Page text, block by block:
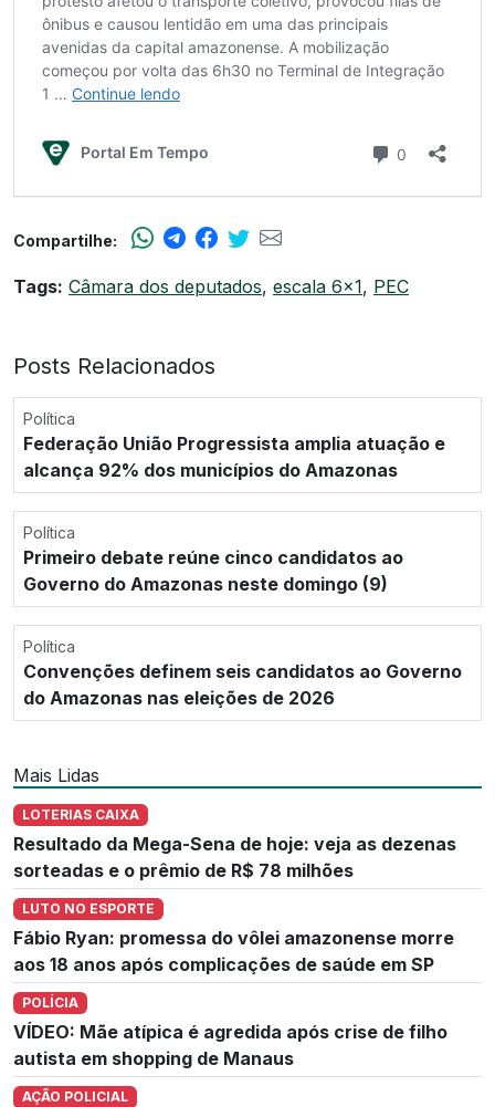
Compartilhe:
Tags: Câmara dos deputados, escala 6x1, PEC
Posts Relacionados
Política
Federação União Progressista amplia atuação e
alcança 92% dos municípios do Amazonas
Política
Primeiro debate reúne cinco candidatos ao
Governo do Amazonas neste domingo (9)
Política
Convenções definem seis candidatos ao Governo
do Amazonas nas eleições de 2026
Mais Lidas
LOTERIAS CAIXA
Resultado da Mega-Sena de hoje: veja as dezenas
sorteadas e o prêmio de R$ 78 milhões
LUTO NO ESPORTE
Fábio Ryan: promessa do vôlei amazonense morre
aos 18 anos após complicações de saúde em SP
POLÍCIA
VÍDEO: Mãe atípica é agredida após crise de filho
autista em shopping de Manaus
AÇÃO POLICIAL